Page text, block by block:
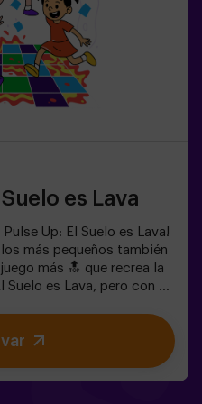
es Lava
Up: El Suelo es Lava!
más pequeños también
más 🔝 que recrea la
es Lava, pero con un
el cuerpo y la
y
Recuerdos inolvidables y